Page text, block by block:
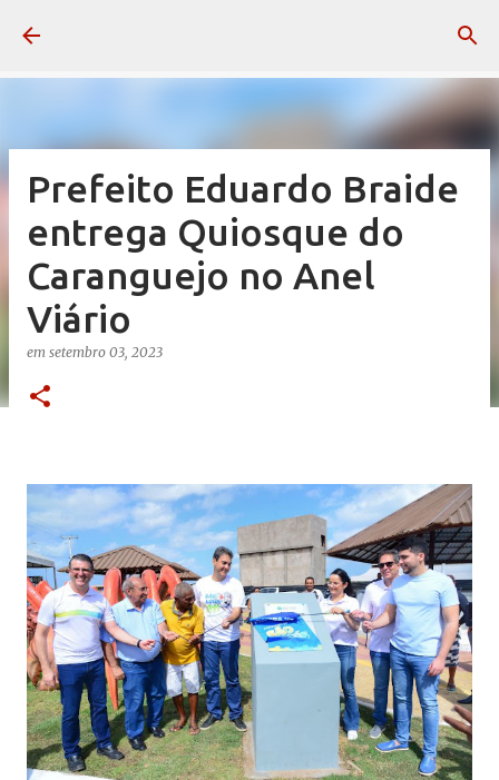
Prefeito Eduardo Braide
entrega Quiosque do
Caranguejo no Anel
Viário
em setembro 03, 2023